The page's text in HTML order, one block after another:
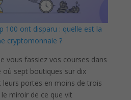
100 ont disparu : quelle est la
cryptomonnaie ?
vous fassiez vos courses dans
où sept boutiques sur dix
portes en moins de trois
le miroir de ce que vit